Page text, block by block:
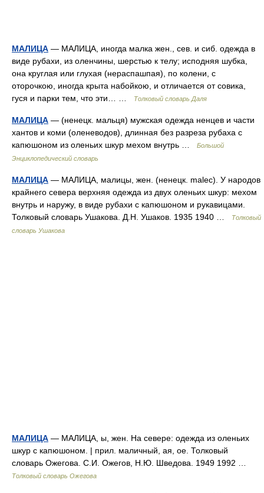
МАЛИЦА — МАЛИЦА, иногда малка жен., сев. и сиб. одежда в
виде рубахи, из оленчины, шерстью к телу; исподняя шубка,
она круглая или глухая (нераспашпая), по колени, с
оторочкою, иногда крыта набойкою, и отличается от совика,
гуся и парки тем, что эти… …
Толковый словарь Даля
МАЛИЦА — (ненецк. мальця) мужская одежда ненцев и части
хантов и коми (оленеводов), длинная без разреза рубаха с
капюшоном из оленьих шкур мехом внутрь …
Большой
Энциклопедический словарь
МАЛИЦА — МАЛИЦА, малицы, жен. (ненецк. malec). У народов
крайнего севера верхняя одежда из двух оленьих шкур: мехом
внутрь и наружу, в виде рубахи с капюшоном и рукавицами.
Толковый словарь Ушакова. Д.Н. Ушаков. 1935 1940 …
Толковый
словарь Ушакова
МАЛИЦА — МАЛИЦА, ы, жен. На севере: одежда из оленьих
шкур с капюшоном. | прил. маличный, ая, ое. Толковый
словарь Ожегова. С.И. Ожегов, Н.Ю. Шведова. 1949 1992 …
Толковый словарь Ожегова